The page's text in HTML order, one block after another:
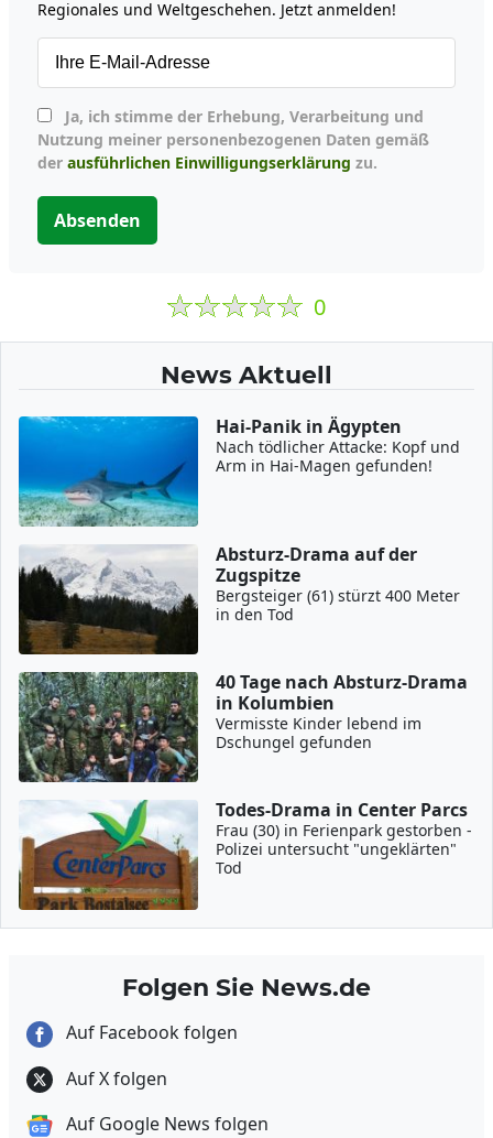
Regionales und Weltgeschehen. Jetzt anmelden!
Nutzung meiner personenbezogenen Daten gemäß
der ausführlichen Einwilligungserklärung zu.
Absenden
0
News Aktuell
Hai-Panik in Ägypten
Nach tödlicher Attacke: Kopf und
Arm in Hai-Magen gefunden!
Absturz-Drama auf der
Zugspitze
Bergsteiger (61) stürzt 400 Meter
in den Tod
40 Tage nach Absturz-Drama
in Kolumbien
Vermisste Kinder lebend im
Dschungel gefunden
Todes-Drama in Center Parcs
Frau (30) in Ferienpark gestorben -
Polizei untersucht "ungeklärten"
Tod
Folgen Sie News.de
Auf Facebook folgen
Auf X folgen
Auf Google News folgen